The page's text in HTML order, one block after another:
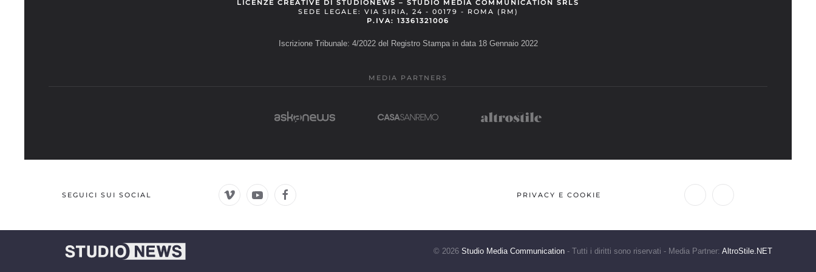
LICENZE CREATIVE DI STUDIONEWS – STUDIO MEDIA COMMUNICATION SRLS
SEDE LEGALE: VIA SIRIA, 24 - 00179 - ROMA (RM)
P.IVA: 13361321006
Iscrizione Tribunale: 4/2022 del Registro Stampa in data 18 Gennaio 2022
MEDIA PARTNERS
SEGUICI SUI SOCIAL PRIVACY E COOKIE
© 2026 Studio Media Communication - Tutti i diritti sono riservati - Media Partner: AltroStile.NET